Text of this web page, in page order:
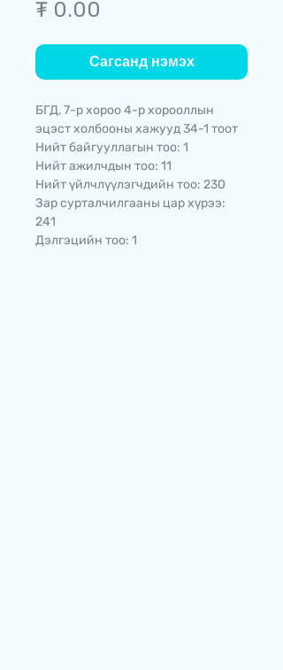
₮ 0.00
Сагсанд нэмэх
БГД, 7-р хороо 4-р хорооллын
эцэст холбооны хажууд 34-1 тоот
Нийт байгууллагын тоо: 1
Нийт ажилчдын тоо: 11
Нийт үйлчлүүлэгчдийн тоо: 230
Зар сурталчилгааны цар хүрээ:
241
Дэлгэцийн тоо: 1